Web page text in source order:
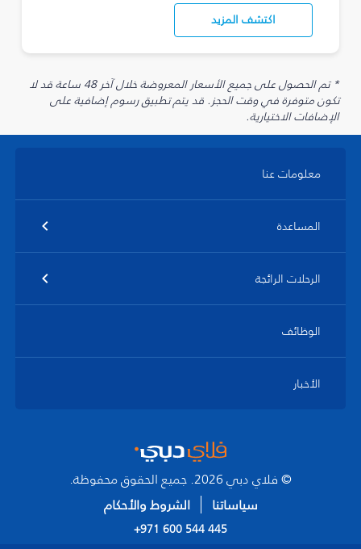
اكتشف المزيد
* تم الحصول على جميع الأسعار المعروضة خلال آخر 48 ساعة قد لا
تكون متوفرة في وقت الحجز. قد يتم تطبيق رسوم إضافية على
الإضافات الاختيارية.
معلومات عنا
المساعدة
الرحلات الرائجة
الوظائف
الأخبار
© فلاي دبي 2026. جميع الحقوق محفوظة.
سياساتنا
الشروط والأحكام
+971 600 544 445